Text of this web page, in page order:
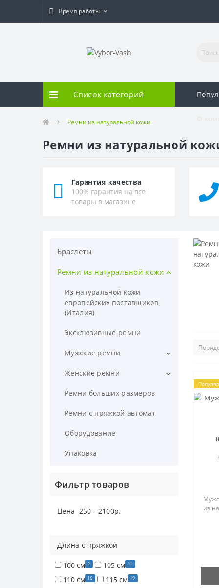
Время работы
Список категорий
Ремни из натуральной кожи
Ремни из натуральной
Гарантия качества
100% гарантия на все
товары в магазине
Браслеты
Ремни из натуральной кожи
Из натуральной кожи
европейских поставщиков
(Италия)
Эксклюзивные ремни
Мужские ремни
Мужские ремни для джинс
Мужские брючные ремни
Текстильные ремни
Женские ремни
Женские брючные ремни
Женские ремни для джинс
Ремни больших размеров
Ремни с пряжкой автомат
Оборудование
Упаковка
Фильтр товаров
Цена 250 - 2100р.
Длина c пряжкой
100 см 2 105 см 11
110 см 16 115 см 19
из